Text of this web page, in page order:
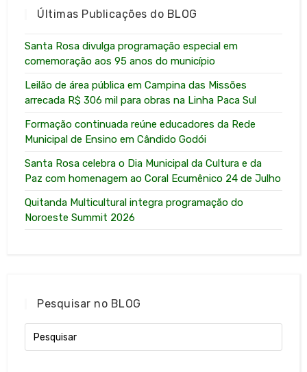
Últimas Publicações do BLOG
Santa Rosa divulga programação especial em
comemoração aos 95 anos do município
Leilão de área pública em Campina das Missões
arrecada R$ 306 mil para obras na Linha Paca Sul
Formação continuada reúne educadores da Rede
Municipal de Ensino em Cândido Godói
Santa Rosa celebra o Dia Municipal da Cultura e da
Paz com homenagem ao Coral Ecumênico 24 de Julho
Quitanda Multicultural integra programação do
Noroeste Summit 2026
Pesquisar no BLOG